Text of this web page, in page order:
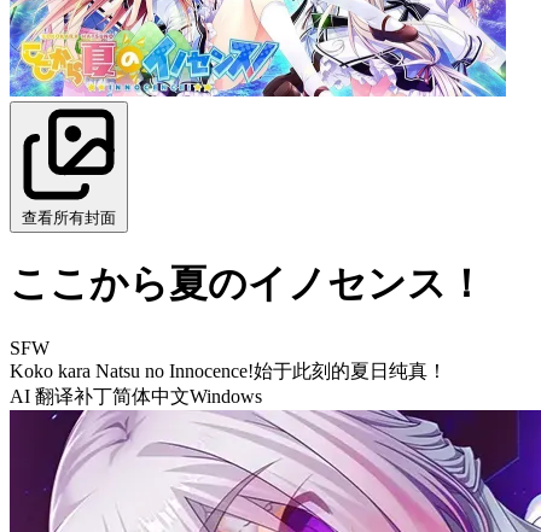
查看所有封面
ここから夏のイノセンス！
SFW
Koko kara Natsu no Innocence!始于此刻的夏日纯真！
AI 翻译补丁简体中文Windows